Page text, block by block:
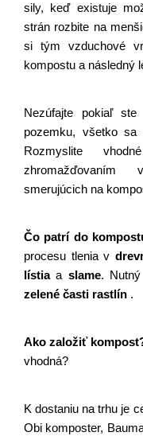
sily, keď existuje
strán rozbite na
si tým vzduchové
kompostu a následný
Nezúfajte pokiaľ
pozemku, všetko
Rozmyslite
zhromažďovaním
smerujúcich na
Čo patrí do
procesu tlenia v
lístia a slame
zelené časti rastlín .
Ako založiť
vhodná?
K dostaniu na trhu je
Obi komposter,